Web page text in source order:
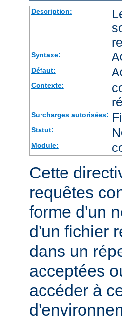
Description:
Syntaxe:
Défaut:
Contexte:
Surcharges autorisées:
Statut:
Module:
Cette
requêtes
forme d'un
d'un fichier
dans un
acceptées
accéder à